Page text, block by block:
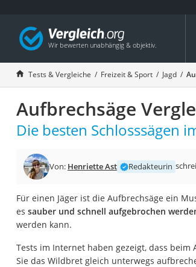
Tests & Vergleiche Freizeit & Sport Jagd
Aufbrechsäge
Die besten Schlosssägen
Von: Henriette Ast Redakteurin
Für einen Jäger ist die Aufbrechsäge ein
es sauber und schnell aufgebrochen
werden kann.
Tests im Internet haben gezeigt, dass
Sie das Wildbret gleich unterwegs